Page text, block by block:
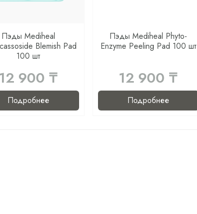
Пэды Mediheal
Blemish Pad
100 шт
12 900 ₸
Подробнее
Пэды Mediheal Phyto-
Enzyme Peeling Pad 100 шт
12 900 ₸
Подробнее